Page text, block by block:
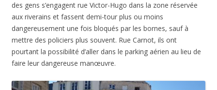
des gens s’engagent rue Victor-Hugo dans la zone réservée
aux riverains et fassent demi-tour plus ou moins
dangereusement une fois bloqués par les bornes, sauf à
mettre des policiers plus souvent. Rue Carnot, ils ont
pourtant la possibilité d’aller dans le parking aérien au lieu de
faire leur dangereuse manœuvre.